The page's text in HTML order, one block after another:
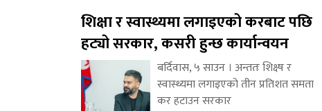
शिक्षा र स्वास्थ्यमा लगाइएको करबाट पछि
हट्यो सरकार, कसरी हुन्छ कार्यान्वयन
बर्दिवास, ५ साउन । अन्ततः शिक्ष्ष र
स्वास्थ्यमा लगाइएको तीन प्रतिशत समता
कर हटाउन सरकार